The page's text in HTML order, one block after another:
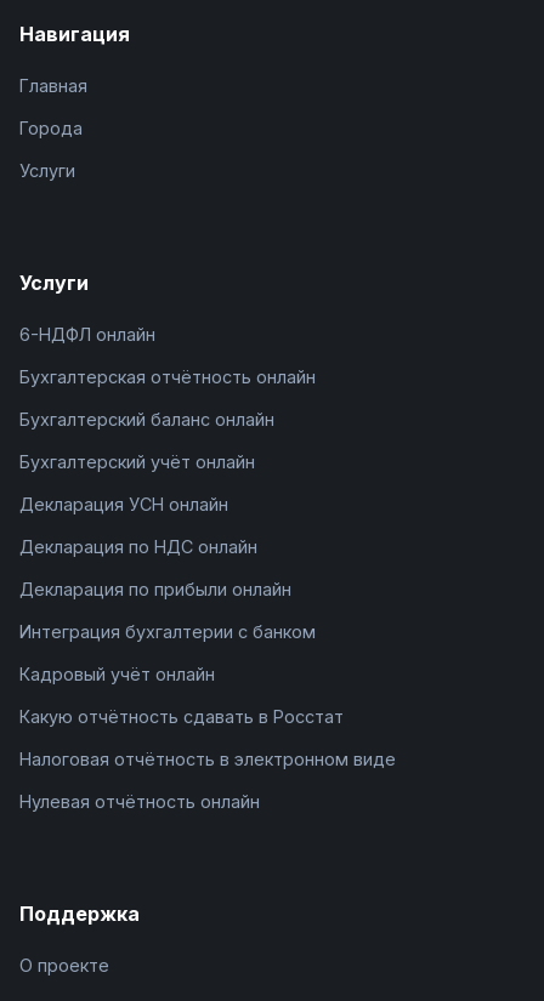
Навигация
Главная
Города
Услуги
Услуги
6-НДФЛ онлайн
Бухгалтерская отчётность онлайн
Бухгалтерский баланс онлайн
Бухгалтерский учёт онлайн
Декларация УСН онлайн
Декларация по НДС онлайн
Декларация по прибыли онлайн
Интеграция бухгалтерии с банком
Кадровый учёт онлайн
Какую отчётность сдавать в Росстат
Налоговая отчётность в электронном виде
Нулевая отчётность онлайн
Поддержка
О проекте